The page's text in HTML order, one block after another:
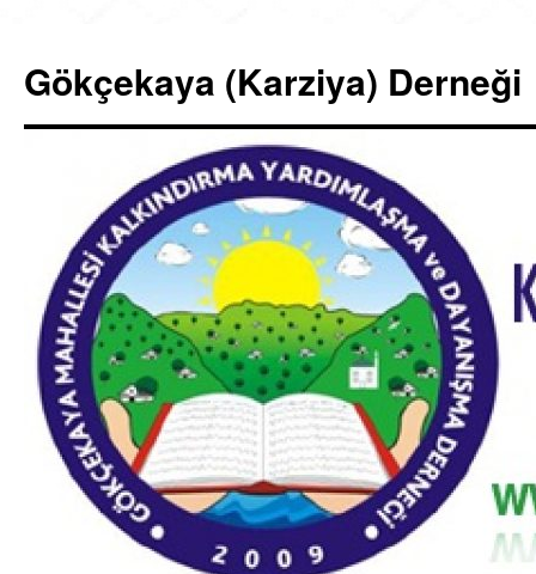
Gökçekaya (Karziya) Derneği